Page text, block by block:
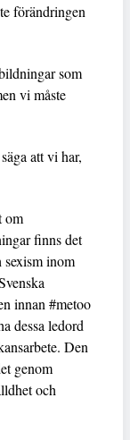
förändringen
som
vi måste
att vi har,
om
finns det
inom
innan #metoo
dessa ledord
Den
genom
och